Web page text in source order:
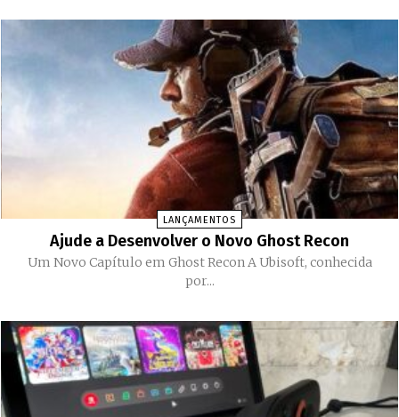
LANÇAMENTOS
Ajude a Desenvolver o Novo Ghost Recon
Um Novo Capítulo em Ghost Recon A Ubisoft, conhecida
por...